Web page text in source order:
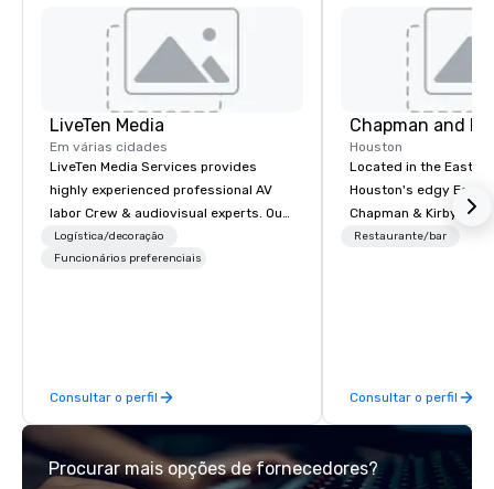
LiveTen Media
Em várias cidades
LiveTen Media Services provides
highly experienced professional AV
labor Crew & audiovisual experts. Our
Team Members come from a variety of
industry backgrounds and audio-
Logística/decoração
Funcionários preferenciais
Consultar o perfil
Chapman and
Houston
Located in the East
Houston's edgy East
Chapman & Kirby is
founders of Houston.
Restaurante/bar
Consultar o perfil
Procurar mais opções de fornecedores?